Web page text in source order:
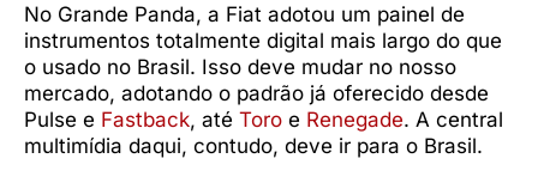
No Grande Panda, a Fiat adotou um painel de
instrumentos totalmente digital mais largo do que
o usado no Brasil. Isso deve mudar no nosso
mercado, adotando o padrão já oferecido desde
Pulse e Fastback, até Toro e Renegade. A central
multimídia daqui, contudo, deve ir para o Brasil.